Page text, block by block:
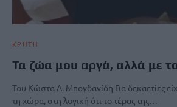
ΚΡΗΤΗ
Τα ζώα μου αργά, αλλά με
Του Κώστα Α. Μπογδανίδη Για δεκαετίες
τη χώρα, στη λογική ότι το τέρας της…